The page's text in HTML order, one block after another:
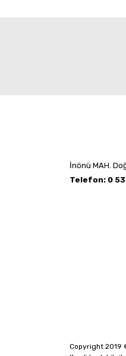
İnönü MAH.
Telefon: 0
Copyright 2019